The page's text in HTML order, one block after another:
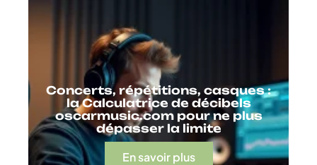
Concerts, répétitions, casques :
la Calculatrice de décibels
oscarmusic.com pour ne plus
dépasser la limite
En savoir plus